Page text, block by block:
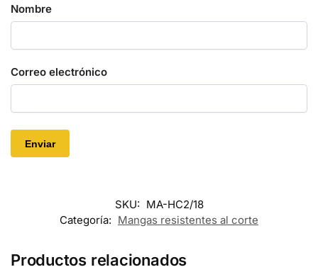
Nombre
Correo electrónico
SKU: MA-HC2/18
Categoría: Mangas resistentes al corte
Productos relacionados